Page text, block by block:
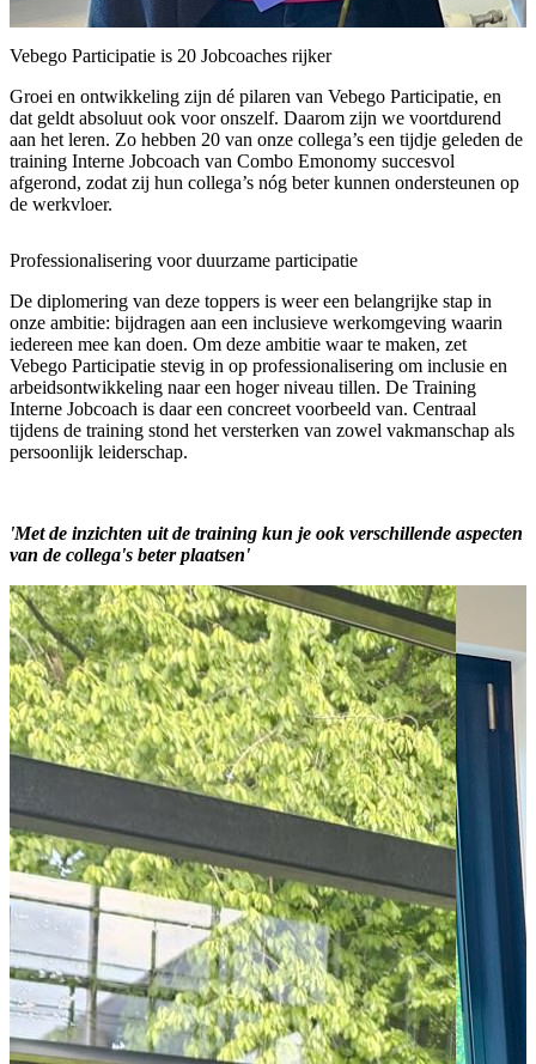
Vebego Participatie is 20 Jobcoaches rijker
Groei en ontwikkeling zijn dé pilaren van Vebego Participatie, en
dat geldt absoluut ook voor onszelf. Daarom zijn we voortdurend
aan het leren. Zo hebben 20 van onze collega’s een tijdje geleden de
training Interne Jobcoach van Combo Emonomy succesvol
afgerond, zodat zij hun collega’s nóg beter kunnen ondersteunen op
de werkvloer.
Professionalisering voor duurzame participatie
De diplomering van deze toppers is weer een belangrijke stap in
onze ambitie: bijdragen aan een inclusieve werkomgeving waarin
iedereen mee kan doen. Om deze ambitie waar te maken, zet
Vebego Participatie stevig in op professionalisering om inclusie en
arbeidsontwikkeling naar een hoger niveau tillen. De Training
Interne Jobcoach is daar een concreet voorbeeld van. Centraal
tijdens de training stond het versterken van zowel vakmanschap als
persoonlijk leiderschap.
'Met de inzichten uit de training kun je ook verschillende aspecten
van de collega's beter plaatsen'